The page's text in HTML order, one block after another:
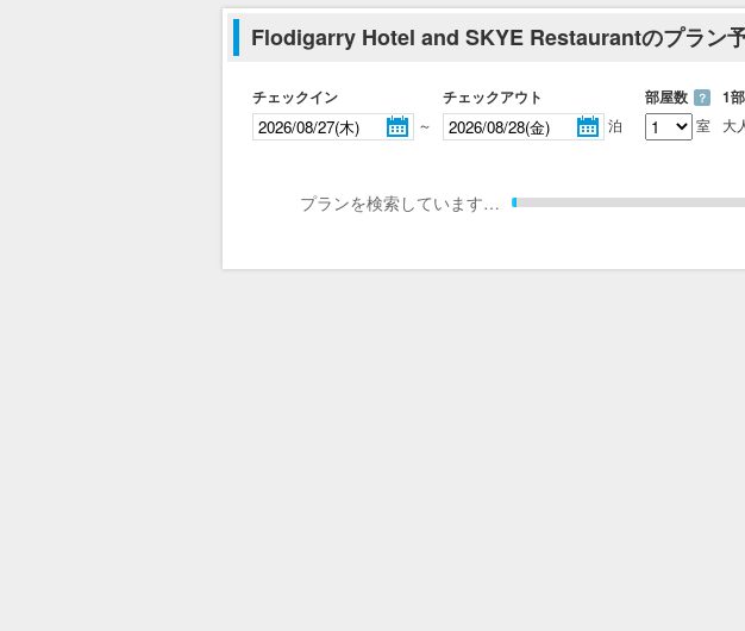
Flodigarry Hotel and SKYE Restaurantのプラン
チェックイン
～
チェックアウト
泊
部屋数 ？
室
1
大
プランを検索しています…